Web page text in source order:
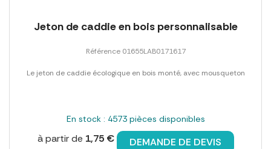
Jeton de caddie en bois personnalisable
Référence 01655LAB0171617
Le jeton de caddie écologique en bois monté, avec mousqueton
En stock : 4573 pièces disponibles
à partir de 1,75 € DEMANDE DE DEVIS